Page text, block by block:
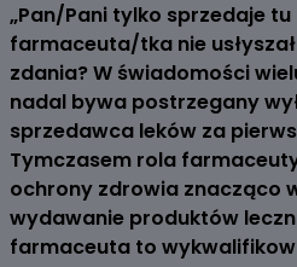
„Pan/Pani tylko sprzedaje
farmaceuta/tka nie
zdania? W świadomości
nadal bywa postrzegany
sprzedawca leków za
Tymczasem rola
ochrony zdrowia znacząco
wydawanie produktów
farmaceuta to